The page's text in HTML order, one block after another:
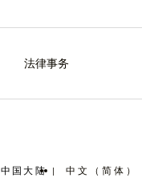
法律事务
中国大陆 |